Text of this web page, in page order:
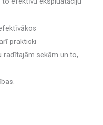
praktiski
radītajām sekām un to,